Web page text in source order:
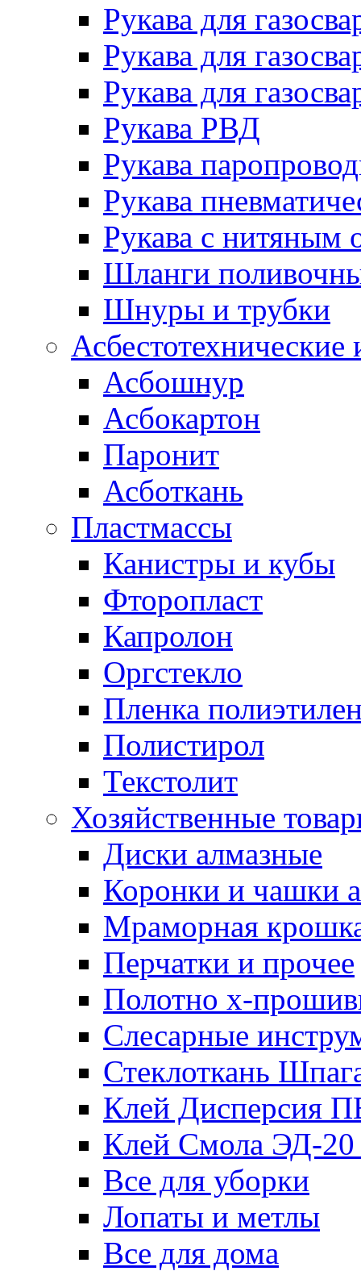
Рукава для
Рукава для
Рукава для
Рукава РВД
Рукава
Рукава
Рукава с нитяным
Шланги
Шнуры и трубки
Асбестотехнические
Асбошнур
Асбокартон
Паронит
Асботкань
Пластмассы
Канистры и кубы
Фторопласт
Капролон
Оргстекло
Пленка
Полистирол
Текстолит
Хозяйственные
Диски алмазные
Коронки и чашки
Мраморная
Перчатки и прочее
Полотно х-
Слесарные
Стеклоткань
Клей Дисперсия
Клей Смола ЭД-20
Все для уборки
Лопаты и метлы
Все для дома